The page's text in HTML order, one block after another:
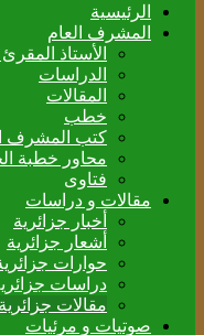
الرئيسية
المشرف العام
الأستاذ
الدراسات
المقالات
خطب
كتب المشرف
محاور خطبة
فتاوى
مقالات و دراسات
أخبار جزائرية
أشعار جزائرية
حوارات
دراسات
مقالات جزائرية
صوتيات و مرئيات